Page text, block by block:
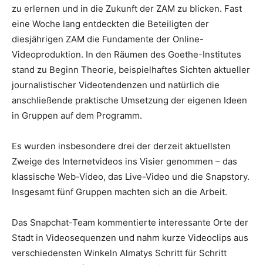
zu erlernen und in die Zukunft der ZAM zu blicken. Fast
eine Woche lang entdeckten die Beteiligten der
diesjährigen ZAM die Fundamente der Online-
Videoproduktion. In den Räumen des Goethe-Institutes
stand zu Beginn Theorie, beispielhaftes Sichten aktueller
journalistischer Videotendenzen und natürlich die
anschließende praktische Umsetzung der eigenen Ideen
in Gruppen auf dem Programm.
Es wurden insbesondere drei der derzeit aktuellsten
Zweige des Internetvideos ins Visier genommen – das
klassische Web-Video, das Live-Video und die Snapstory.
Insgesamt fünf Gruppen machten sich an die Arbeit.
Das Snapchat-Team kommentierte interessante Orte der
Stadt in Videosequenzen und nahm kurze Videoclips aus
verschiedensten Winkeln Almatys Schritt für Schritt